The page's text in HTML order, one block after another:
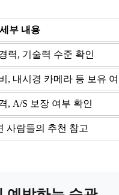
세부 내용
력, 기술력 수준 확인
, 내시경 카메라 등 보유
, A/S 보장 여부 확인
사람들의 추천 참고